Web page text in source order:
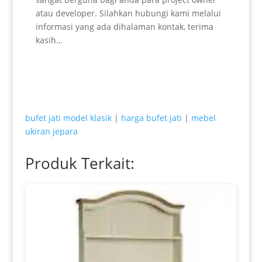
atau developer. Silahkan hubungi kami melalui
informasi yang ada dihalaman kontak, terima
kasih…
bufet jati model klasik| harga bufet jati | mebel
ukiran jepara
Produk Terkait: